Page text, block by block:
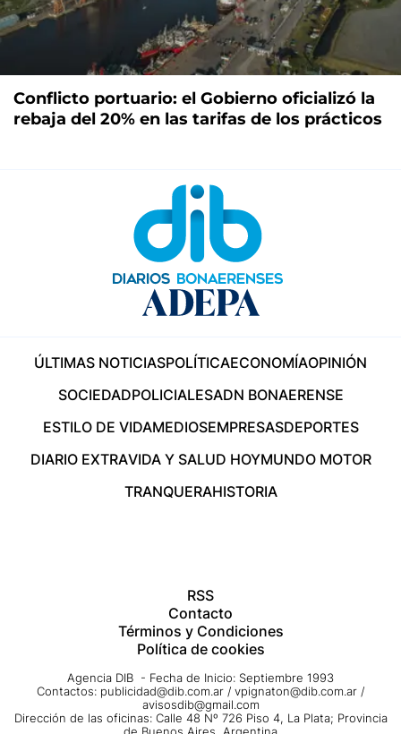
Conflicto portuario: el Gobierno oficializó la
rebaja del 20% en las tarifas de los prácticos
ÚLTIMAS NOTICIASPOLÍTICAECONOMÍAOPINIÓN
SOCIEDADPOLICIALESADN BONAERENSE
ESTILO DE VIDAMEDIOSEMPRESASDEPORTES
DIARIO EXTRAVIDA Y SALUD HOYMUNDO MOTOR
TRANQUERAHISTORIA
RSS
Contacto
Términos y Condiciones
Política de cookies
Agencia DIB - Fecha de Inicio: Septiembre 1993
Contactos: publicidad@dib.com.ar / vpignaton@dib.com.ar /
avisosdib@gmail.com
Dirección de las oficinas: Calle 48 Nº 726 Piso 4, La Plata; Provincia